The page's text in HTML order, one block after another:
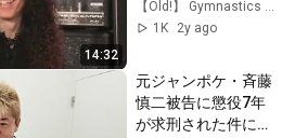
14:32
1K
2y ago
元ジャンポケ・斉藤
慎二被告に懲役7年
が求刑された件につ